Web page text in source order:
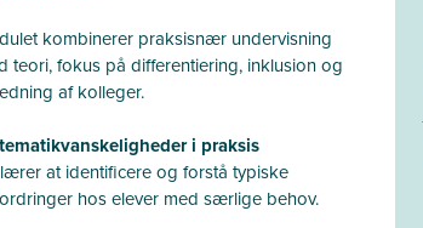
kombinerer praksisnær undervisning
teori, fokus på differentiering, inklusion og
af kolleger.
i praksis
at identificere og forstå typiske
hos elever med særlige behov.